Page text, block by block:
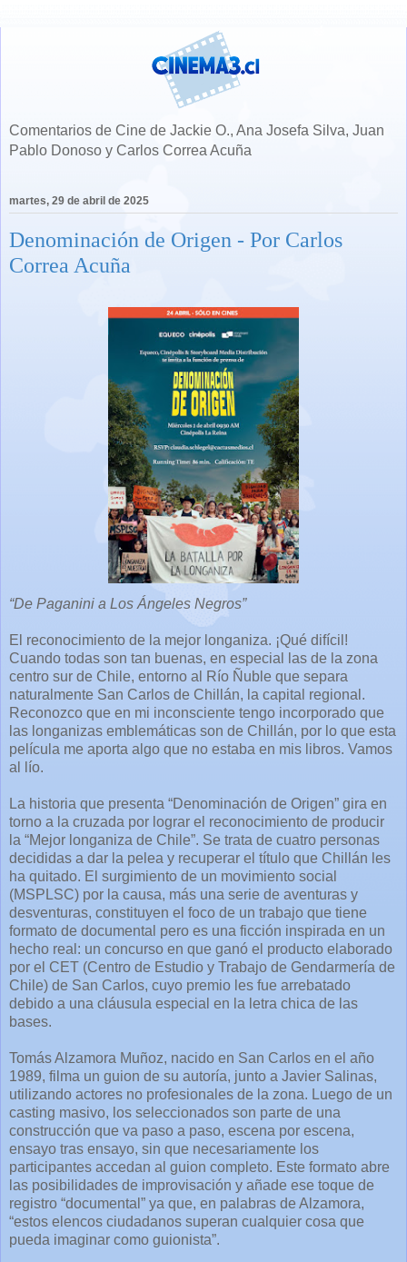
Comentarios de Cine de Jackie O., Ana Josefa Silva, Juan
Pablo Donoso y Carlos Correa Acuña
martes, 29 de abril de 2025
Denominación de Origen - Por Carlos
Correa Acuña
“De Paganini a Los Ángeles Negros”
El reconocimiento de la mejor longaniza. ¡Qué difícil!
Cuando todas son tan buenas, en especial las de la zona
centro sur de Chile, entorno al Río Ñuble que separa
naturalmente San Carlos de Chillán, la capital regional.
Reconozco que en mi inconsciente tengo incorporado que
las longanizas emblemáticas son de Chillán, por lo que esta
película me aporta algo que no estaba en mis libros. Vamos
al lío.
La historia que presenta “Denominación de Origen” gira en
torno a la cruzada por lograr el reconocimiento de producir
la “Mejor longaniza de Chile”. Se trata de cuatro personas
decididas a dar la pelea y recuperar el título que Chillán les
ha quitado. El surgimiento de un movimiento social
(MSPLSC) por la causa, más una serie de aventuras y
desventuras, constituyen el foco de un trabajo que tiene
formato de documental pero es una ficción inspirada en un
hecho real: un concurso en que ganó el producto elaborado
por el CET (Centro de Estudio y Trabajo de Gendarmería de
Chile) de San Carlos, cuyo premio les fue arrebatado
debido a una cláusula especial en la letra chica de las
bases.
Tomás Alzamora Muñoz, nacido en San Carlos en el año
1989, filma un guion de su autoría, junto a Javier Salinas,
utilizando actores no profesionales de la zona. Luego de un
casting masivo, los seleccionados son parte de una
construcción que va paso a paso, escena por escena,
ensayo tras ensayo, sin que necesariamente los
participantes accedan al guion completo. Este formato abre
las posibilidades de improvisación y añade ese toque de
registro “documental” ya que, en palabras de Alzamora,
“estos elencos ciudadanos superan cualquier cosa que
pueda imaginar como guionista”.